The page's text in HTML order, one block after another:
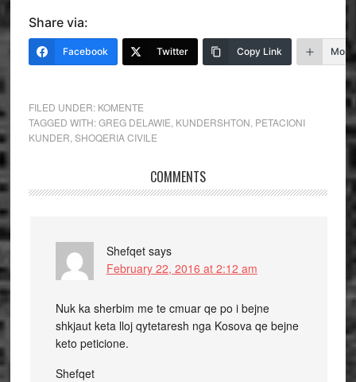
Share via:
Facebook Twitter Copy Link More
FILED UNDER: KOMENTE
TAGGED WITH:GREG DELAWIE KUNDERSHTON PETACIONI
KUNDER SHOQERIA CIVILE
COMMENTS
Shefqet says
February 22, 2016 at 2:12 am
Nuk ka sherbim me te cmuar qe po i bejne
shkjaut keta lloj qytetaresh nga Kosova qe bejne
keto peticione.
Shefqet